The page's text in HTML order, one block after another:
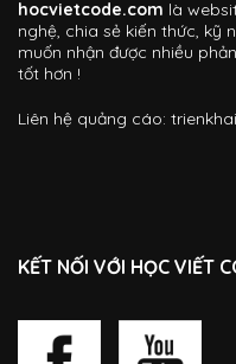
hocvietcode.com là
nghệ, chia sẻ kiến thức, kỹ
muốn nhận được nhiều
tốt hơn !
Liên hệ quảng cáo:
KẾT NỐI VỚI HỌC VIẾT